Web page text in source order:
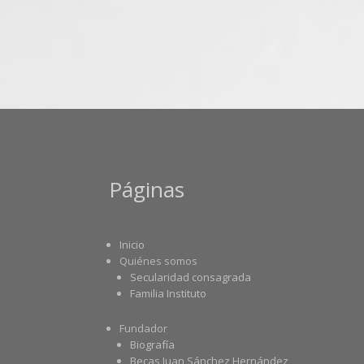
Páginas
Inicio
Quiénes somos
Secularidad consagrada
Familia Instituto
Fundador
Biografía
Becas Juan Sánchez Hernández